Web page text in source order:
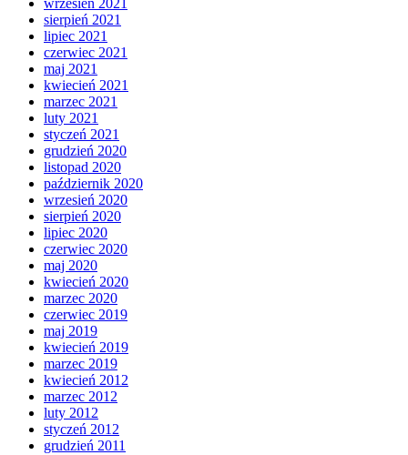
wrzesień 2021
sierpień 2021
lipiec 2021
czerwiec 2021
maj 2021
kwiecień 2021
marzec 2021
luty 2021
styczeń 2021
grudzień 2020
listopad 2020
październik 2020
wrzesień 2020
sierpień 2020
lipiec 2020
czerwiec 2020
maj 2020
kwiecień 2020
marzec 2020
czerwiec 2019
maj 2019
kwiecień 2019
marzec 2019
kwiecień 2012
marzec 2012
luty 2012
styczeń 2012
grudzień 2011